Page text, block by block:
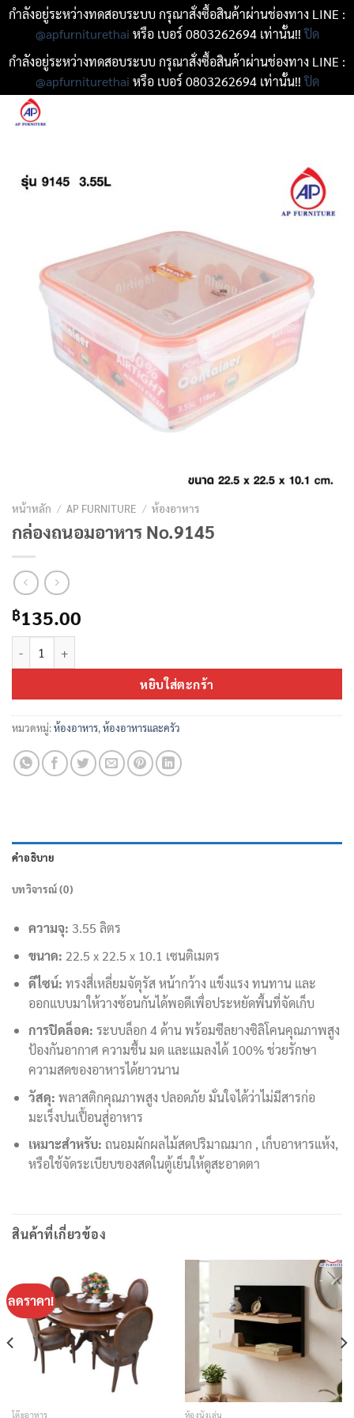
กำลังอยู่ระหว่างทดสอบระบบ กรุณาสั่งซื้อสินค้าผ่านช่องทาง LINE :
@apfurniturethai หรือ เบอร์ 0803262694 เท่านั้น!!ปิด
กำลังอยู่ระหว่างทดสอบระบบ กรุณาสั่งซื้อสินค้าผ่านช่องทาง LINE :
@apfurniturethai หรือ เบอร์ 0803262694 เท่านั้น!!ปิด
ข้าม
หน้าหลัก / AP FURNITURE / ห้องอาหาร
กล่องถนอมอาหาร No.9145
฿135.00
หยิบใส่ตะกร้า
หมวดหมู่:ห้องอาหาร,ห้องอาหารและครัว
คำอธิบาย
บทวิจารณ์ (0)
ความจุ: 3.55 ลิตร
ขนาด: 22.5 x 22.5 x 10.1 เซนติเมตร
ดีไซน์: ทรงสี่เหลี่ยมจัตุรัส หน้ากว้าง แข็งแรง ทนทาน และ
ออกแบบมาให้วางซ้อนกันได้พอดีเพื่อประหยัดพื้นที่จัดเก็บ
การปิดล็อค: ระบบล็อก 4 ด้าน พร้อมซีลยางซิลิโคนคุณภาพสูง
ป้องกันอากาศ ความชื้น มด และแมลงได้ 100% ช่วยรักษา
ความสดของอาหารได้ยาวนาน
วัสดุ: พลาสติกคุณภาพสูง ปลอดภัย มั่นใจได้ว่าไม่มีสารก่อ
มะเร็งปนเปื้อนสู่อาหาร
เหมาะสำหรับ: ถนอมผักผลไม้สดปริมาณมาก , เก็บอาหารแห้ง,
หรือใช้จัดระเบียบของสดในตู้เย็นให้ดูสะอาดตา
สินค้าที่เกี่ยวข้อง
ลดราคา!
โต๊ะอาหาร ห้องนั่งเล่น